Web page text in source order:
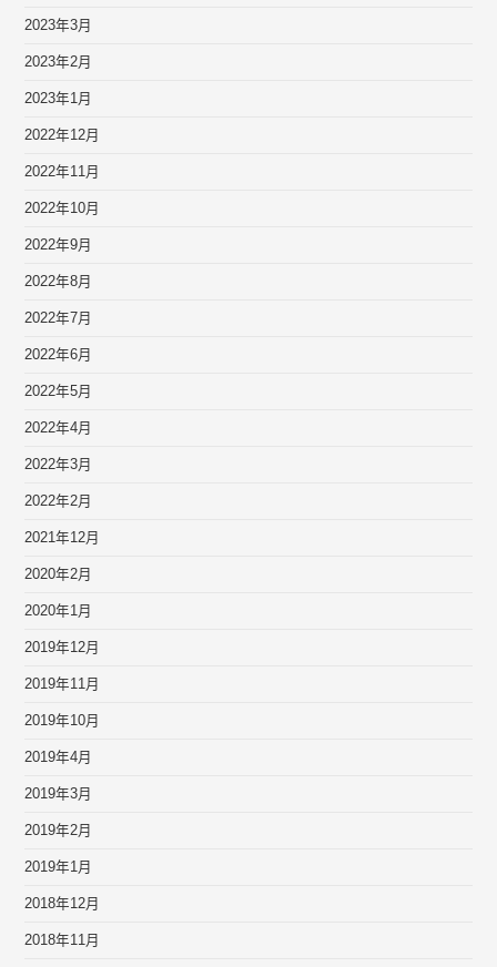
2023年3月
2023年2月
2023年1月
2022年12月
2022年11月
2022年10月
2022年9月
2022年8月
2022年7月
2022年6月
2022年5月
2022年4月
2022年3月
2022年2月
2021年12月
2020年2月
2020年1月
2019年12月
2019年11月
2019年10月
2019年4月
2019年3月
2019年2月
2019年1月
2018年12月
2018年11月